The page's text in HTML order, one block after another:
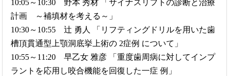
10:05～10:30 野本 秀材 「サイナスリフトの診断と治療
計画 ～補填材を考える～」
10:30～10:55 辻 勇人 「リフティングドリルを用いた歯
槽頂貫通型上顎洞底挙上術の 2症例 について」
10:55～11:20 早乙女 雅彦 「重度歯周病に対してインプ
ラントを応用し咬合機能を回復した一症 例」